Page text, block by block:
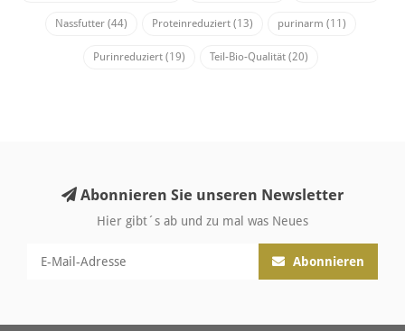
Nassfutter (44) Proteinreduziert (13) purinarm (11)
Purinreduziert (19) Teil-Bio-Qualität (20)
Abonnieren Sie unseren Newsletter
Hier gibt´s ab und zu mal was Neues
Abonnieren